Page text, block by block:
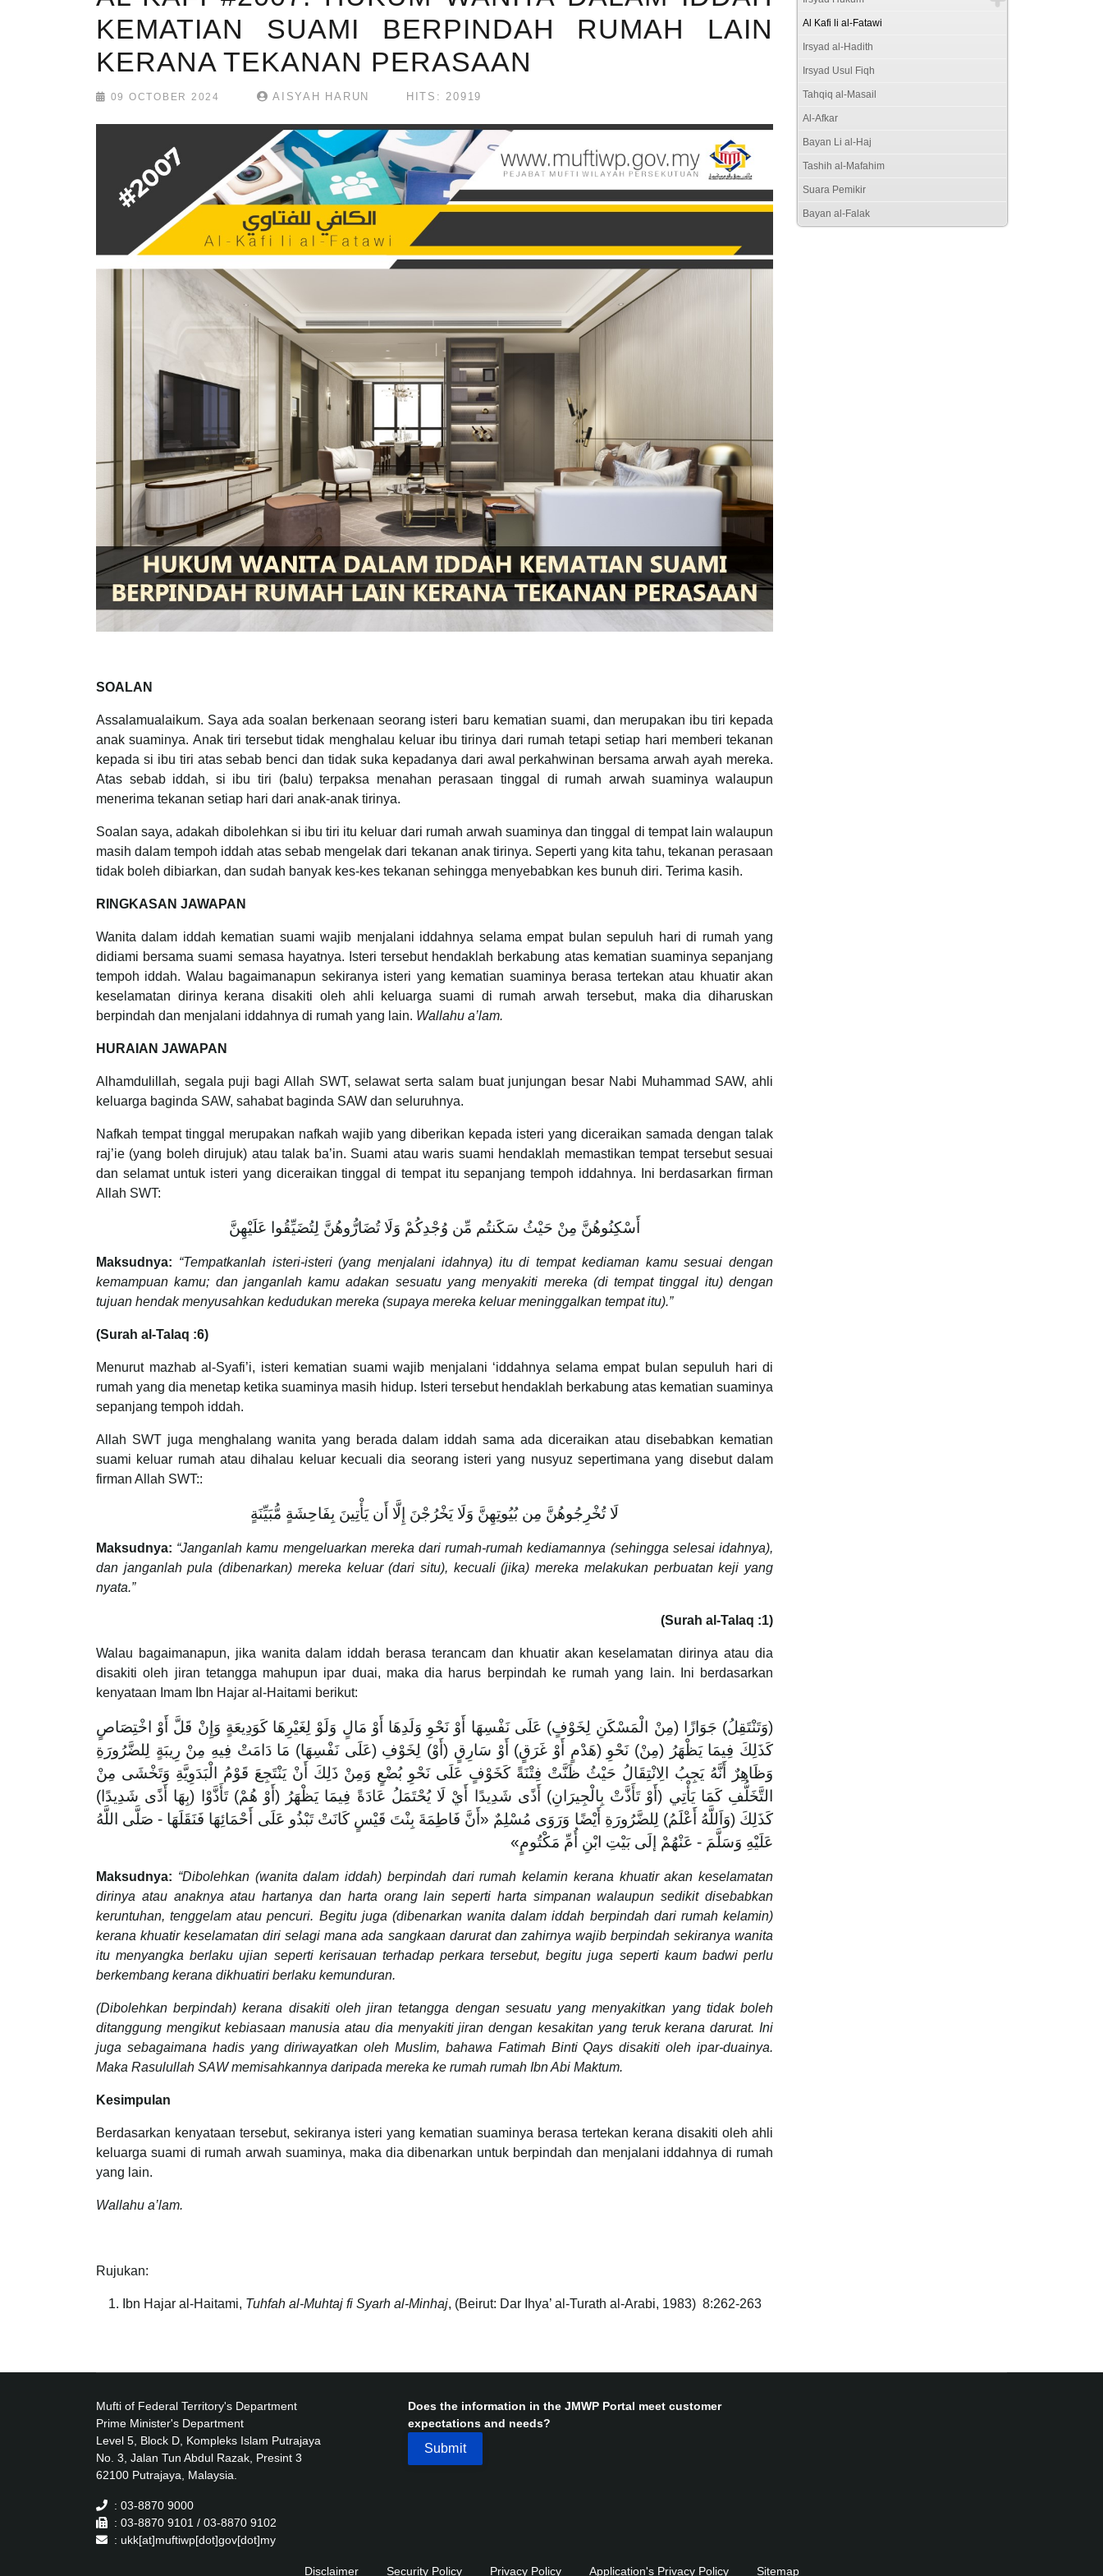
KEMATIAN SUAMI BERPINDAH RUMAH LAIN
KERANA TEKANAN PERASAAN
09 OCTOBER 2024 AISYAH HARUN HITS: 20919
SOALAN
Assalamualaikum. Saya ada soalan berkenaan seorang isteri baru kematian suami, dan merupakan ibu tiri kepada
anak suaminya. Anak tiri tersebut tidak menghalau keluar ibu tirinya dari rumah tetapi setiap hari memberi tekanan
kepada si ibu tiri atas sebab benci dan tidak suka kepadanya dari awal perkahwinan bersama arwah ayah mereka.
Atas sebab iddah, si ibu tiri (balu) terpaksa menahan perasaan tinggal di rumah arwah suaminya walaupun
menerima tekanan setiap hari dari anak-anak tirinya.
Soalan saya, adakah dibolehkan si ibu tiri itu keluar dari rumah arwah suaminya dan tinggal di tempat lain walaupun
masih dalam tempoh iddah atas sebab mengelak dari tekanan anak tirinya. Seperti yang kita tahu, tekanan perasaan
tidak boleh dibiarkan, dan sudah banyak kes-kes tekanan sehingga menyebabkan kes bunuh diri. Terima kasih.
RINGKASAN JAWAPAN
Wanita dalam iddah kematian suami wajib menjalani iddahnya selama empat bulan sepuluh hari di rumah yang
didiami bersama suami semasa hayatnya. Isteri tersebut hendaklah berkabung atas kematian suaminya sepanjang
tempoh iddah. Walau bagaimanapun sekiranya isteri yang kematian suaminya berasa tertekan atau khuatir akan
keselamatan dirinya kerana disakiti oleh ahli keluarga suami di rumah arwah tersebut, maka dia diharuskan
berpindah dan menjalani iddahnya di rumah yang lain. Wallahu a’lam.
HURAIAN JAWAPAN
Alhamdulillah, segala puji bagi Allah SWT, selawat serta salam buat junjungan besar Nabi Muhammad SAW, ahli
keluarga baginda SAW, sahabat baginda SAW dan seluruhnya.
Nafkah tempat tinggal merupakan nafkah wajib yang diberikan kepada isteri yang diceraikan samada dengan talak
raj’ie (yang boleh dirujuk) atau talak ba’in. Suami atau waris suami hendaklah memastikan tempat tersebut sesuai
dan selamat untuk isteri yang diceraikan tinggal di tempat itu sepanjang tempoh iddahnya. Ini berdasarkan firman
Allah SWT:
أَسْكِنُوهُنَّ مِنْ حَيْثُ سَكَنتُم مِّن وُجْدِكُمْ وَلَا تُضَارُّوهُنَّ لِتُضَيِّقُوا عَلَيْهِنَّ
Maksudnya: “Tempatkanlah isteri-isteri (yang menjalani idahnya) itu di tempat kediaman kamu sesuai dengan
kemampuan kamu; dan janganlah kamu adakan sesuatu yang menyakiti mereka (di tempat tinggal itu) dengan
tujuan hendak menyusahkan kedudukan mereka (supaya mereka keluar meninggalkan tempat itu).”
(Surah al-Talaq :6)
Menurut mazhab al-Syafi’i, isteri kematian suami wajib menjalani ‘iddahnya selama empat bulan sepuluh hari di
rumah yang dia menetap ketika suaminya masih hidup. Isteri tersebut hendaklah berkabung atas kematian suaminya
sepanjang tempoh iddah.
Allah SWT juga menghalang wanita yang berada dalam iddah sama ada diceraikan atau disebabkan kematian
suami keluar rumah atau dihalau keluar kecuali dia seorang isteri yang nusyuz sepertimana yang disebut dalam
firman Allah SWT::
لَا تُخْرِجُوهُنَّ مِن بُيُوتِهِنَّ وَلَا يَخْرُجْنَ إِلَّا أَن يَأْتِينَ بِفَاحِشَةٍ مُّبَيِّنَةٍ
Maksudnya: “Janganlah kamu mengeluarkan mereka dari rumah-rumah kediamannya (sehingga selesai idahnya),
dan janganlah pula (dibenarkan) mereka keluar (dari situ), kecuali (jika) mereka melakukan perbuatan keji yang
nyata.”
(Surah al-Talaq :1)
Walau bagaimanapun, jika wanita dalam iddah berasa terancam dan khuatir akan keselamatan dirinya atau dia
disakiti oleh jiran tetangga mahupun ipar duai, maka dia harus berpindah ke rumah yang lain. Ini berdasarkan
kenyataan Imam Ibn Hajar al-Haitami berikut:
(وَتَنْتَقِلُ) جَوَازًا (مِنْ الْمَسْكَنِ لِخَوْفٍ) عَلَى نَفْسِهَا أَوْ نَحْوِ وَلَدِهَا أَوْ مَالٍ وَلَوْ لِغَيْرِهَا كَوَدِيعَةٍ وَإِنْ قَلَّ أَوْ اخْتِصَاصٍ
كَذَلِكَ فِيمَا يَظْهَرُ (مِنْ) نَحْوِ (هَدْمٍ أَوْ غَرَقٍ) أَوْ سَارِقٍ (أَوْ) لِخَوْفِ (عَلَى نَفْسِهَا) مَا دَامَتْ فِيهِ مِنْ رِيبَةٍ لِلضَّرُورَةِ
وَظَاهِرٌ أَنَّهُ يَجِبُ الِانْتِقَالُ حَيْثُ ظَنَّتْ فِتْنَةً كَخَوْفٍ عَلَى نَحْوِ بُضْعٍ وَمِنْ ذَلِكَ أَنْ يَنْتَجِعَ قَوْمُ الْبَدَوِيَّةِ وَتَخْشَى مِنْ
التَّخَلُّفِ كَمَا يَأْتِي (أَوْ تَأَذَّتْ بِالْجِيرَانِ) أَذًى شَدِيدًا أَيْ لَا يُحْتَمَلُ عَادَةً فِيمَا يَظْهَرُ (أَوْ هُمْ) تَأَذَّوْا (بِهَا أَذًى شَدِيدًا)
كَذَلِكَ (وَاَللَّهُ أَعْلَمُ) لِلضَّرُورَةِ أَيْضًا وَرَوَى مُسْلِمٌ «أَنَّ فَاطِمَةَ بِنْتَ قَيْسٍ كَانَتْ تَبْذُو عَلَى أَحْمَائِهَا فَنَقَلَهَا - صَلَّى اللَّهُ
عَلَيْهِ وَسَلَّمَ - عَنْهُمْ إلَى بَيْتِ ابْنِ أُمِّ مَكْتُومٍ»
Maksudnya: “Dibolehkan (wanita dalam iddah) berpindah dari rumah kelamin kerana khuatir akan keselamatan
dirinya atau anaknya atau hartanya dan harta orang lain seperti harta simpanan walaupun sedikit disebabkan
keruntuhan, tenggelam atau pencuri. Begitu juga (dibenarkan wanita dalam iddah berpindah dari rumah kelamin)
kerana khuatir keselamatan diri selagi mana ada sangkaan darurat dan zahirnya wajib berpindah sekiranya wanita
itu menyangka berlaku ujian seperti kerisauan terhadap perkara tersebut, begitu juga seperti kaum badwi perlu
berkembang kerana dikhuatiri berlaku kemunduran.
(Dibolehkan berpindah) kerana disakiti oleh jiran tetangga dengan sesuatu yang menyakitkan yang tidak boleh
ditanggung mengikut kebiasaan manusia atau dia menyakiti jiran dengan kesakitan yang teruk kerana darurat. Ini
juga sebagaimana hadis yang diriwayatkan oleh Muslim, bahawa Fatimah Binti Qays disakiti oleh ipar-duainya.
Maka Rasulullah SAW memisahkannya daripada mereka ke rumah rumah Ibn Abi Maktum.
Kesimpulan
Berdasarkan kenyataan tersebut, sekiranya isteri yang kematian suaminya berasa tertekan kerana disakiti oleh ahli
keluarga suami di rumah arwah suaminya, maka dia dibenarkan untuk berpindah dan menjalani iddahnya di rumah
yang lain.
Wallahu a’lam.
Rujukan:
Ibn Hajar al-Haitami, Tuhfah al-Muhtaj fi Syarh al-Minhaj, (Beirut: Dar Ihya’ al-Turath al-Arabi, 1983) 8:262-263
Al Kafi li al-Fatawi
Irsyad al-Hadith
Irsyad Usul Fiqh
Tahqiq al-Masail
Al-Afkar
Bayan Li al-Haj
Tashih al-Mafahim
Suara Pemikir
Bayan al-Falak
Mufti of Federal Territory's Department
Prime Minister's Department
Level 5, Block D, Kompleks Islam Putrajaya
No. 3, Jalan Tun Abdul Razak, Presint 3
62100 Putrajaya, Malaysia.
: 03-8870 9000
: 03-8870 9101 / 03-8870 9102
: ukk[at]muftiwp[dot]gov[dot]my
Does the information in the JMWP Portal meet customer
expectations and needs?
Disclaimer Security Policy Privacy Policy Application's Privacy Policy Sitemap